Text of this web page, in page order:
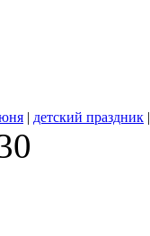
| детский праздник